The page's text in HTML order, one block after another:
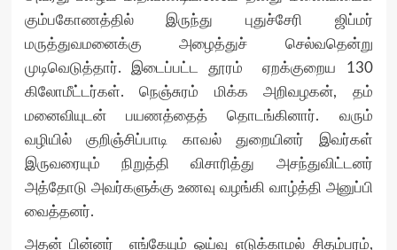
கும்பகோணத்தில் இருந்து புதுச்சேரி ஜிப்மர்
மருத்துவமனைக்கு அழைத்துச் செல்வதென்று
முடிவெடுத்தார். இடைப்பட்ட தூரம் ஏறக்குறைய 130
கிலோமீட்டர்கள். நெஞ்சுரம் மிக்க அறிவழகன், தம்
மனைவியுடன் பயணத்தைத் தொடங்கினார். வரும்
வழியில் குறிஞ்சிப்பாடி காவல் துறையினர் இவர்கள்
இருவரையும் நிறுத்தி விசாரித்து அசந்துவிட்டனர்
அத்தோடு அவர்களுக்கு உணவு வழங்கி வாழ்த்தி அனுப்பி
வைத்தனர்.
அதன் பின்னர் எங்கேயும் ஓய்வு எடுக்காமல் சிதம்பரம்,